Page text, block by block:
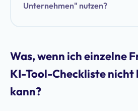
Was, wenn ich einzelne
KI-Tool-Checkliste
kann?
Unternehmen" nutzen?